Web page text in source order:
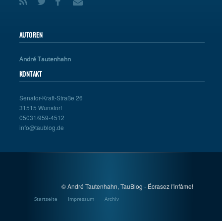
AUTOREN
André Tautenhahn
KONTAKT
Senator-Kraft-Straße 26
31515 Wunstorf
05031/959-4512
info@taublog.de
© André Tautenhahn, TauBlog - Écrasez l'infâme!
Startseite Impressum Archiv